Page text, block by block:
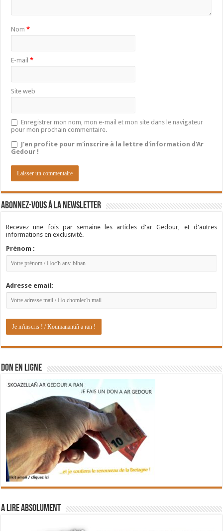
Nom*
E-mail*
Site web
Enregistrer mon nom, mon e-mail et mon site dans le navigateur
pour mon prochain commentaire.
J'en profite pour m'inscrire à la lettre d'information d'Ar
Gedour !
Abonnez-vous à la newsletter
Recevez une fois par semaine les articles d'ar Gedour, et d'autres
informations en exclusivité.
Prénom :
Adresse email:
DON EN LIGNE
A lire absolument